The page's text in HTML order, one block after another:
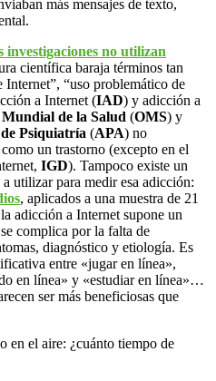
más mensajes de texto,
investigaciones no utilizan
científica baraja términos tan
“uso problemático de
a Internet (IAD) y adicción a
de la Salud (OMS) y
Psiquiatría (APA) no
un trastorno (excepto en el
IGD). Tampoco existe un
utilizar para medir esa adicción:
, aplicados a una muestra de 21
adicción a Internet supone un
complica por la falta de
diagnóstico y etiología. Es
entre «jugar en línea»,
en línea» y «estudiar en línea»…
ser más beneficiosas que
en el aire: ¿cuánto tiempo de